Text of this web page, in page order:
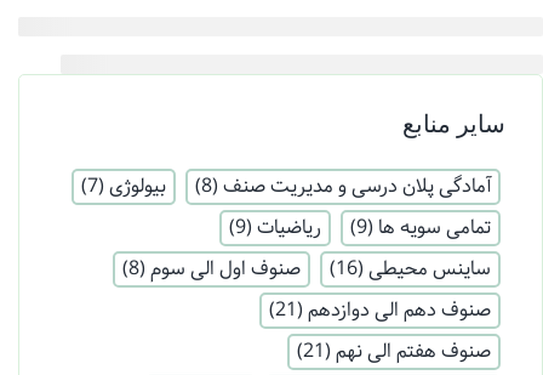
سایر منابع
آمادگی پلان درسی و مدیریت صنف (8) بیولوژی (7)
تمامی سویه ها (9) ریاضیات (9)
ساینس محیطی (16) صنوف اول الی سوم (8)
صنوف دهم الی دوازدهم (21)
صنوف هفتم الی نهم (21)